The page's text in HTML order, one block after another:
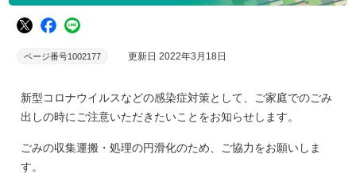
ページ番号1002177 更新日 2022年3月18日
新型コロナウイルスなどの感染症対策として、ご家庭でのごみ
出しの時にご注意いただきたいことをお知らせします。
ごみの収集運搬・処理の円滑化のため、ご協力をお願いしま
す。